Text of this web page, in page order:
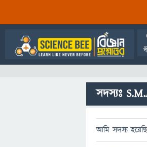
সদস্যঃ
আমি সদস্য হয়েছি